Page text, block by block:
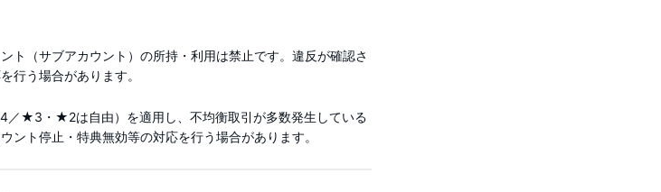
ト（サブアカウント）の所持・利用は禁止です。違反が確認さ
行う場合があります。
・★2は自由）を適用し、不均衡取引が多数発生している
ント停止・特典無効等の対応を行う場合があります。